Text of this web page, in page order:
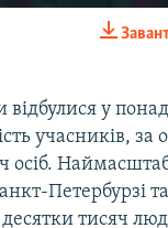
720p 1080p
відбулися у
учасників, за
осіб.
Петербурзі
тисяч